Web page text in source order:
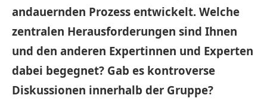
andauernden Prozess entwickelt. Welche
zentralen Herausforderungen sind Ihnen
und den anderen Expertinnen und Experten
dabei begegnet? Gab es kontroverse
Diskussionen innerhalb der Gruppe?